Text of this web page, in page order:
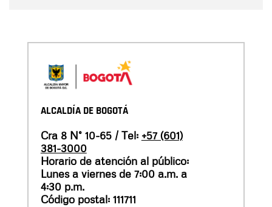
ALCALDÍA DE BOGOTÁ
Cra 8 N° 10-65 / Tel: +57 (601)
381-3000
Horario de atención al público:
Lunes a viernes de 7:00 a.m. a
4:30 p.m.
Código postal: 111711